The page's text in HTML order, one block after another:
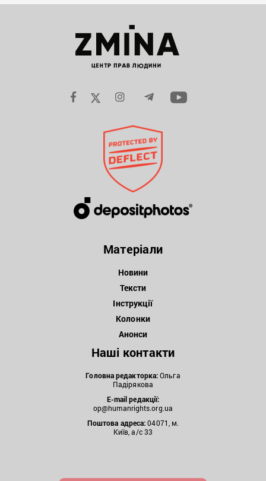
Матеріали
Новини
Тексти
Інструкції
Колонки
Анонси
Наші контакти
Головна редакторка:Ольга
Падірякова
E-mail редакції:
op@humanrights.org.ua
Поштова адреса:04071, м.
Київ, а/с 33